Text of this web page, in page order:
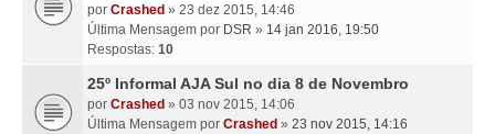
por Crashed » 23 dez 2015, 14:46
Última Mensagem por DSR » 14 jan 2016, 19:50
Respostas: 10
25º Informal AJA Sul no dia 8 de Novembro
por Crashed » 03 nov 2015, 14:06
Última Mensagem por Crashed » 23 nov 2015, 14:16